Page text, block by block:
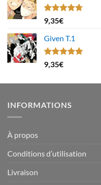
Note4.67
sur 5
9,35€
Given T.1
Note5.00
sur 5
9,35€
INFORMATIONS
À propos
Conditions d’utilisation
Livraison